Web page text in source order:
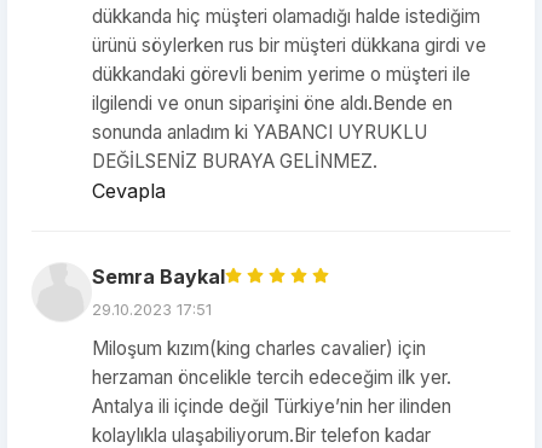
dükkanda hiç müşteri olamadığı halde istediğim
ürünü söylerken rus bir müşteri dükkana girdi ve
dükkandaki görevli benim yerime o müşteri ile
ilgilendi ve onun siparişini öne aldı.Bende en
sonunda anladım ki YABANCI UYRUKLU
DEĞİLSENİZ BURAYA GELİNMEZ.
Cevapla
Semra Baykal
29.10.2023 17:51
Miloşum kızım(king charles cavalier) için
herzaman öncelikle tercih edeceğim ilk yer.
Antalya ili içinde değil Türkiye’nin her ilinden
kolaylıkla ulaşabiliyorum.Bir telefon kadar